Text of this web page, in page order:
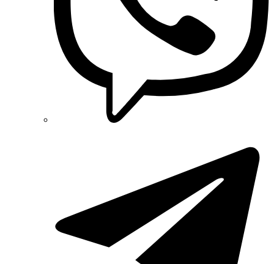
Radpol (Польша)
Raut (Украина)
Reliance (Украина)
REM POWER (Словения)
Schneider-Electric (Франция)
Selec (Индия)
Smart-MAIC
Technoelectric (Италия)
Technosystems (Украина)
TEKPAN (Турция)
TeleTec (Украина)